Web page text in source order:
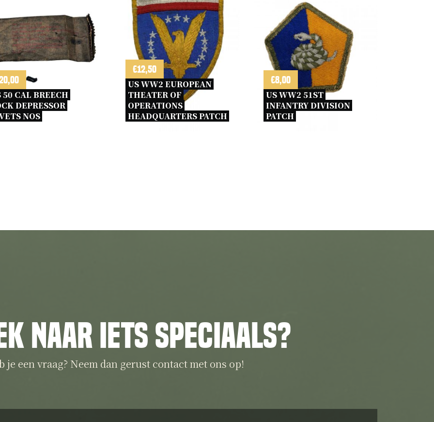
50 CAL BREECH
DEPRESSOR
NOS
€12,50
US WW2 EUROPEAN
THEATER OF
OPERATIONS
HEADQUARTERS PATCH
€8,00
US WW2 51ST
INFANTRY DIVISION
PATCH
naar iets speciaals?
je een vraag? Neem dan gerust contact met ons op!